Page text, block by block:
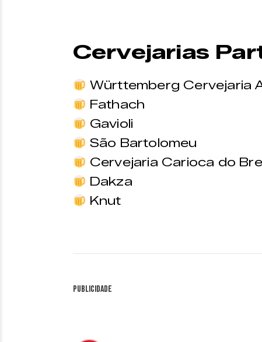
Cervejarias
Württemberg Cervejaria
Fathach
Gavioli
São Bartolomeu
Cervejaria Carioca do
Dakza
Knut
Publicidade